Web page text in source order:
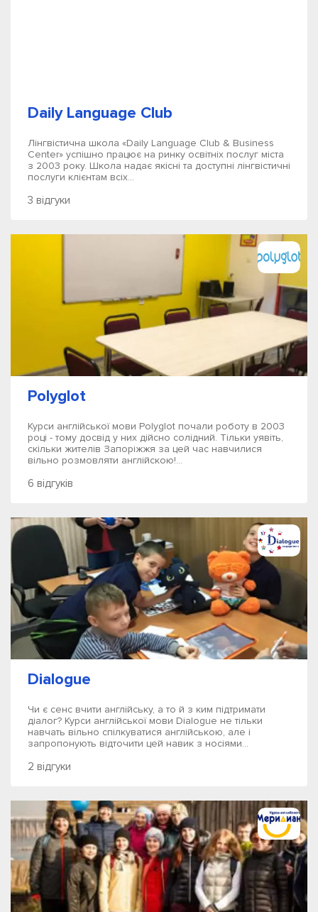
Daily Language Club
Лінгвістична школа «Daily Language Club & Business
Center» успішно працює на ринку освітніх послуг міста
з 2003 року. Школа надає якісні та доступні лінгвістичні
послуги клієнтам всіх...
3 відгуки
Polyglot
Курси англійської мови Polyglot почали роботу в 2003
році - тому досвід у них дійсно солідний. Тільки уявіть,
скільки жителів Запоріжжя за цей час навчилися
вільно розмовляти англійскою!...
6 відгуків
Dialogue
Чи є сенс вчити англійську, а то й з ким підтримати
діалог? Курси англійської мови Dialogue не тільки
навчать вільно спілкуватися англійською, але і
запропонують відточити цей навик з носіями...
2 відгуки